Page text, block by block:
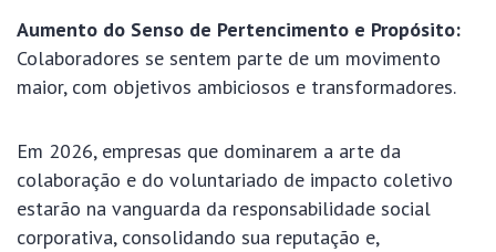
Aumento do Senso de Pertencimento e Propósito:
Colaboradores se sentem parte de um movimento
maior, com objetivos ambiciosos e transformadores.
Em 2026, empresas que dominarem a arte da
colaboração e do voluntariado de impacto coletivo
estarão na vanguarda da responsabilidade social
corporativa, consolidando sua reputação e,